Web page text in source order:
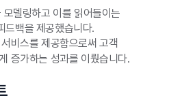
델링하고 이를 읽어들이는
드백을 제공했습니다.
비스를 제공함으로써 고객
증가하는 성과를 이뤘습니다.